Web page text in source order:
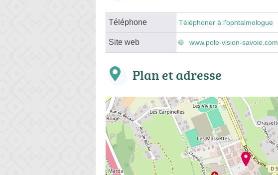
Téléphone Téléphoner à l'ophtalmologue
Site web www.pole-vision-savoie.com
Plan et adresse